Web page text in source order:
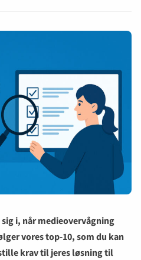
i, når medieovervågning
vores top-10, som du kan
krav til jeres løsning til